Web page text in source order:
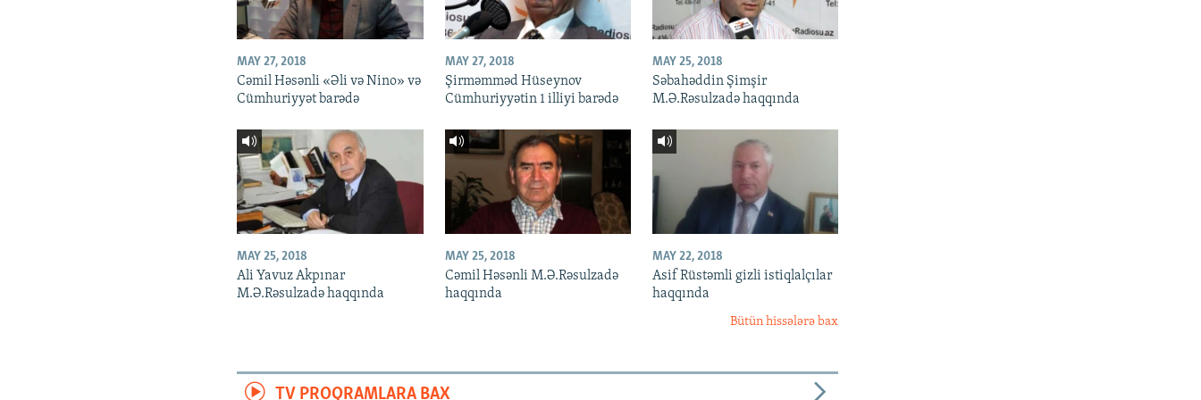
MAY 27, 2018
Cəmil Həsənli «Əli və Nino» və
Cümhuriyyət barədə
MAY 27, 2018
Şirməmməd Hüseynov
Cümhuriyyətin 1 illiyi barədə
MAY 25, 2018
Səbahəddin Şimşir
M.Ə.Rəsulzadə haqqında
MAY 25, 2018
Ali Yavuz Akpınar
M.Ə.Rəsulzadə haqqında
MAY 25, 2018
Cəmil Həsənli M.Ə.Rəsulzadə
haqqında
MAY 22, 2018
Asif Rüstəmli gizli istiqlalçılar
haqqında
Bütün hissələrə bax
TV PROQRAMLARA BAX